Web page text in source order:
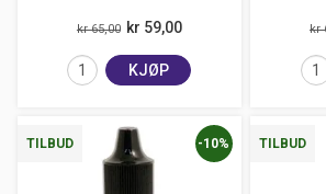
kr 65,00 kr 59,00
KJØP
kr
TILBUD -10% TILBUD